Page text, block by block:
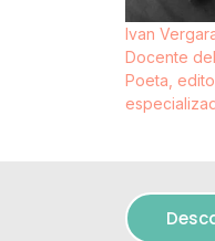
Ivan
Docente
Poeta,